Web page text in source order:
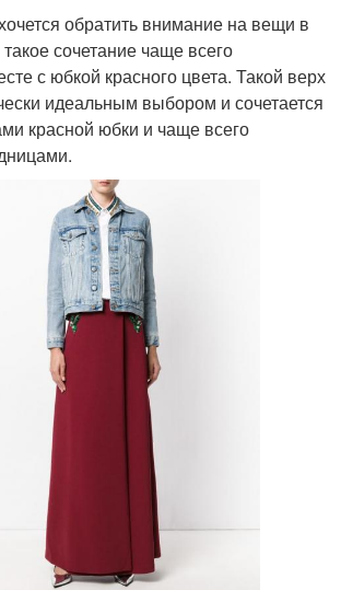
обратить внимание на вещи в
сочетание чаще всего
с юбкой красного цвета. Такой верх
идеальным выбором и сочетается
красной юбки и чаще всего